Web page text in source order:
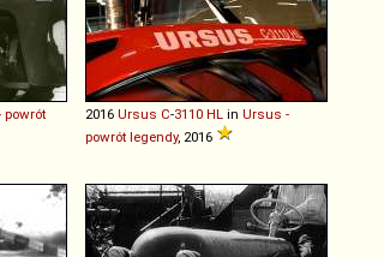
powrót
2016 Ursus C-3110 HL in Ursus -
powrót legendy, 2016